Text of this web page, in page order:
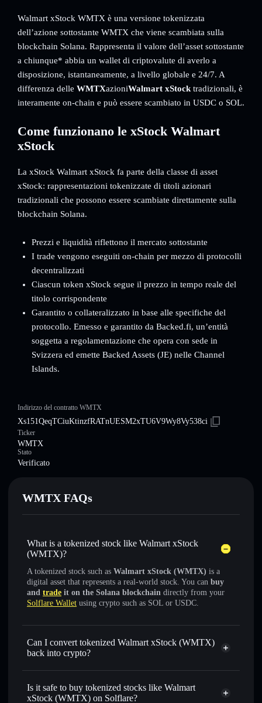
Walmart xStock WMTX è una versione tokenizzata
dell’azione sottostante WMTX che viene scambiata sulla
blockchain Solana. Rappresenta il valore dell’asset sottostante
a chiunque* abbia un wallet di criptovalute di averlo a
disposizione, istantaneamente, a livello globale e 24/7. A
differenza delle WMTXazioniWalmart xStock tradizionali, è
interamente on-chain e può essere scambiato in USDC o SOL.
Come funzionano le xStock Walmart
xStock
La xStock Walmart xStock fa parte della classe di asset
xStock: rappresentazioni tokenizzate di titoli azionari
tradizionali che possono essere scambiate direttamente sulla
blockchain Solana.
Prezzi e liquidità riflettono il mercato sottostante
I trade vengono eseguiti on-chain per mezzo di protocolli
decentralizzati
Ciascun token xStock segue il prezzo in tempo reale del
titolo corrispondente
Garantito o collateralizzato in base alle specifiche del
protocollo. Emesso e garantito da Backed.fi, un’entità
soggetta a regolamentazione che opera con sede in
Svizzera ed emette Backed Assets (JE) nelle Channel
Islands.
Indirizzo del contratto WMTX
Xs151QeqTCiuKtinzfRATnUESM2xTU6V9Wy8Vy538ci
Ticker
WMTX
Stato
Verificato
WMTX FAQs
What is a tokenized stock like Walmart xStock
(WMTX)?
A tokenized stock such as Walmart xStock (WMTX) is a
digital asset that represents a real-world stock. You can buy
and trade it on the Solana blockchain directly from your
Solflare Wallet using crypto such as SOL or USDC.
Can I convert tokenized Walmart xStock (WMTX)
back into crypto?
Walmart xStock
swapped
Is it safe to buy tokenized stocks like Walmart
xStock (WMTX) on Solflare?